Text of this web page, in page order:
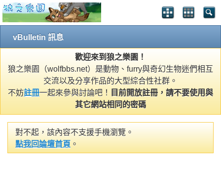
vBulletin 訊息
歡迎來到狼之樂園！
狼之樂園（wolfbbs.net）是動物、furry與奇幻生物迷們相互
交流以及分享作品的大型綜合性社群。
不妨註冊一起來參與討論吧！
目前開放註冊，請不要使用與
其它網站相同的密碼
對不起，該內容不支援手機瀏覽。
點我回論壇首頁 。